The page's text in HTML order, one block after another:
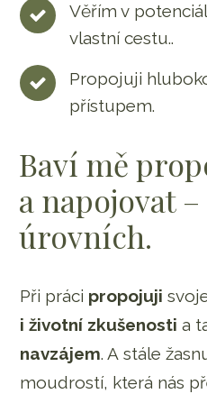
Věřím v
vlastní cestu..
Propojuji
přístupem.
Baví mě
a napojovat
úrovních.
Při práci propojuji
i životní zkušenosti a
navzájem. A stále
moudrostí, která nás